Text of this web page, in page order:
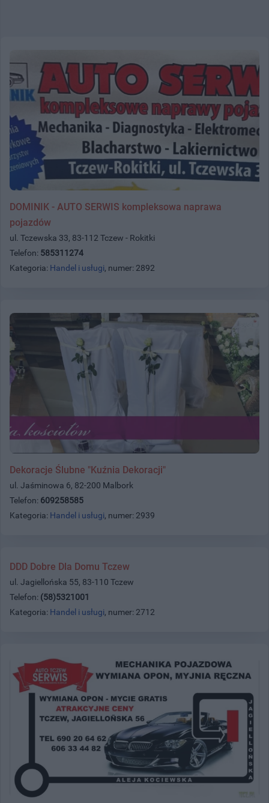
DOMINIK - AUTO SERWIS kompleksowa naprawa
pojazdów
ul. Tczewska 33, 83-112 Tczew - Rokitki
Telefon: 585311274
Kategoria: Handel i usługi, numer: 2892
Dekoracje Ślubne "Kuźnia Dekoracji"
ul. Jaśminowa 6, 82-200 Malbork
Telefon: 609258585
Kategoria: Handel i usługi, numer: 2939
DDD Dobre Dla Domu Tczew
ul. Jagiellońska 55, 83-110 Tczew
Telefon: (58)5321001
Kategoria: Handel i usługi, numer: 2712